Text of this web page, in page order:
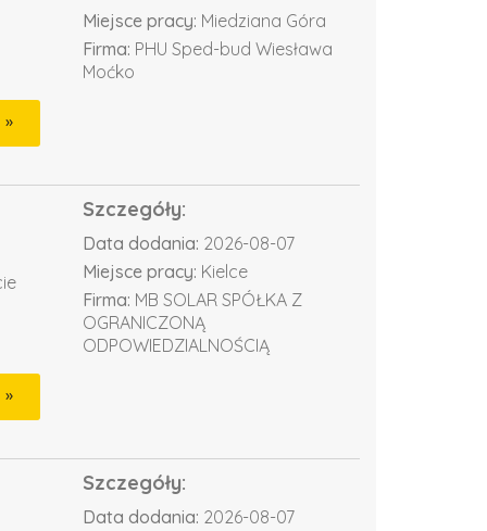
Miejsce pracy: Miedziana Góra
Firma: PHU Sped-bud Wiesława
Moćko
Szczegóły:
Data dodania: 2026-08-07
Miejsce pracy: Kielce
Firma: MB SOLAR SPÓŁKA Z
OGRANICZONĄ
ODPOWIEDZIALNOŚCIĄ
Szczegóły:
Data dodania: 2026-08-07